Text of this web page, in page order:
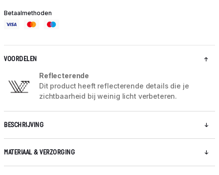
Betaalmethoden
VOORDELEN
Reflecterende
Dit product heeft reflecterende details die je
zichtbaarheid bij weinig licht verbeteren.
BESCHRIJVING
MATERIAAL & VERZORGING